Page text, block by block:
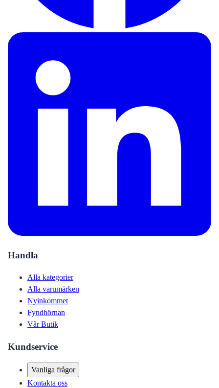
Handla
Alla kategorier
Alla varumärken
Nyinkommet
Fyndhörnan
Vår Butik
Kundservice
Vanliga frågor
Kontakta oss